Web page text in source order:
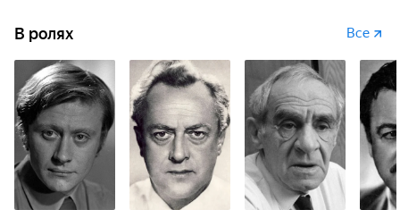
В ролях Все